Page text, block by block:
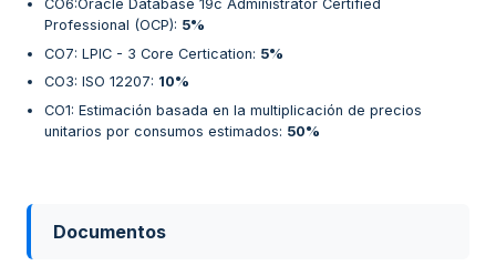
CO6:Oracle Database 19c Administrator Certified
Professional (OCP): 5%
CO7: LPIC - 3 Core Certication: 5%
CO3: ISO 12207: 10%
CO1: Estimación basada en la multiplicación de precios
unitarios por consumos estimados: 50%
Documentos